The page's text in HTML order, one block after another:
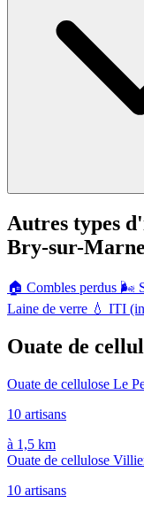
Autres types
Bry-sur-Marne
🏠 Combles perdus 🌬️
Laine de verre 💧 ITI
Ouate de
Ouate de cellulose Le
10 artisans
à 1,5 km
Ouate de cellulose
10 artisans